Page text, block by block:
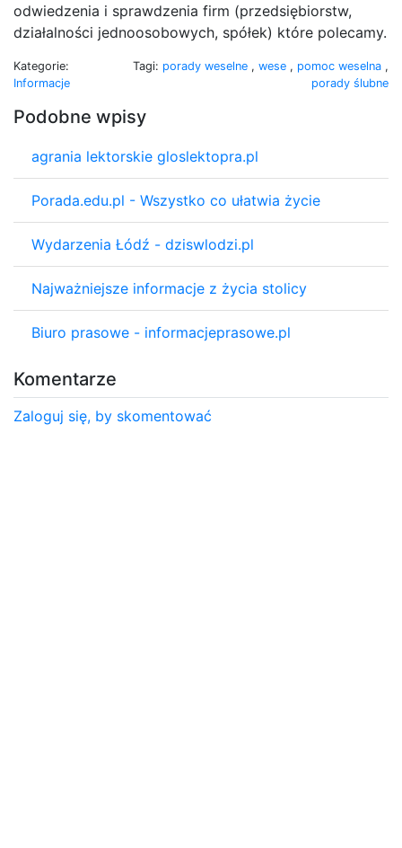
odwiedzenia i sprawdzenia firm (przedsiębiorstw,
działalności jednoosobowych, spółek) które polecamy.
Kategorie:
Informacje
Tagi: porady weselne , wese , pomoc weselna ,
porady ślubne
Podobne wpisy
agrania lektorskie gloslektopra.pl
Porada.edu.pl - Wszystko co ułatwia życie
Wydarzenia Łódź - dziswlodzi.pl
Najważniejsze informacje z życia stolicy
Biuro prasowe - informacjeprasowe.pl
Komentarze
Zaloguj się, by skomentować